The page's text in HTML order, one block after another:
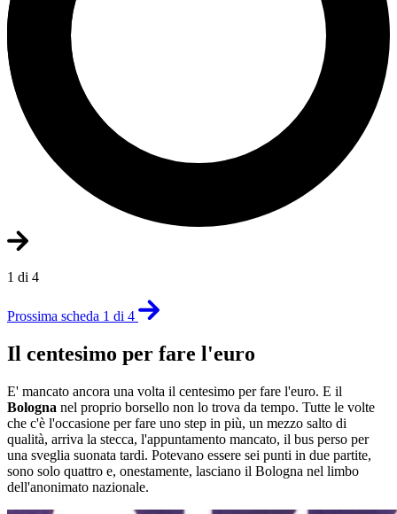
1 di 4
Prossima scheda 1 di 4
Il centesimo per fare l'euro
E' mancato ancora una volta il centesimo per fare l'euro. E il
Bologna nel proprio borsello non lo trova da tempo. Tutte le volte
che c'è l'occasione per fare uno step in più, un mezzo salto di
qualità, arriva la stecca, l'appuntamento mancato, il bus perso per
una sveglia suonata tardi. Potevano essere sei punti in due partite,
sono solo quattro e, onestamente, lasciano il Bologna nel limbo
dell'anonimato nazionale.